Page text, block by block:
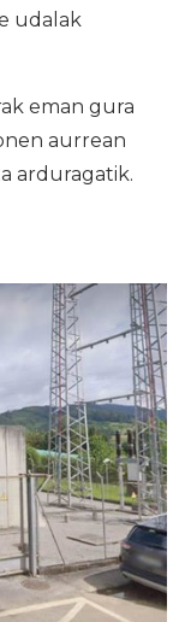
udalak
eman gura
aurrean
arduragatik.